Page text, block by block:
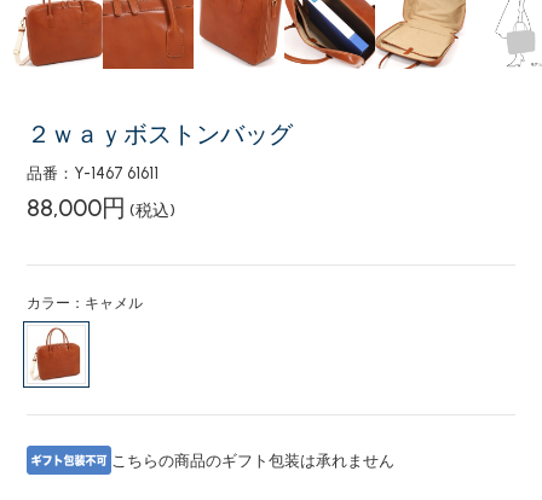
２ｗａｙボストンバッグ
品番：Y-1467 61611
88,000円 (税込)
カラー：キャメル
こちらの商品のギフト包装は承れません